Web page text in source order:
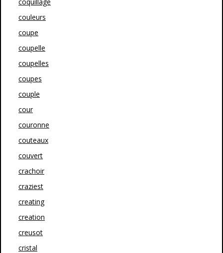
couleurs
coupe
coupelle
coupelles
coupes
couple
cour
couronne
couteaux
couvert
crachoir
craziest
creating
creation
creusot
cristal